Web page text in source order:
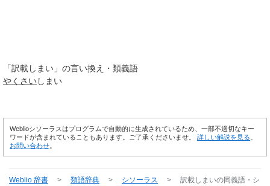
「訳載しまい 」の言い換え・類義語
やくさいしまい
Weblioシソーラスはプログラムで自動的に生成されているため、一部不適切なキー
ワードが含まれていることもあります。ご了承くださいませ。 詳しい解説を見る
お問い合わせ
Weblio 辞書 > 類語辞典 > シソーラス > 訳載しまいの同義語・シ